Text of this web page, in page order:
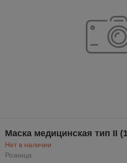
Маска медицинская тип II
Нет в наличии
Розница